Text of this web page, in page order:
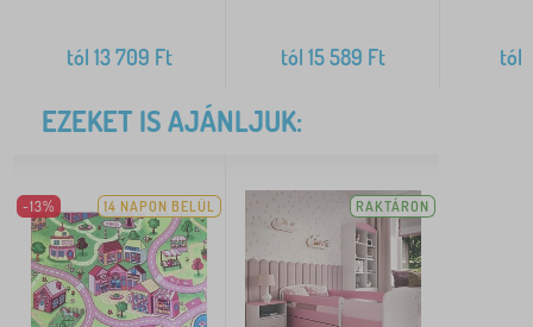
tól 13 709 Ft tól 15 589 Ft tól
EZEKET IS AJÁNLJUK:
-13% 14 NAPON BELÜL RAKTÁRON